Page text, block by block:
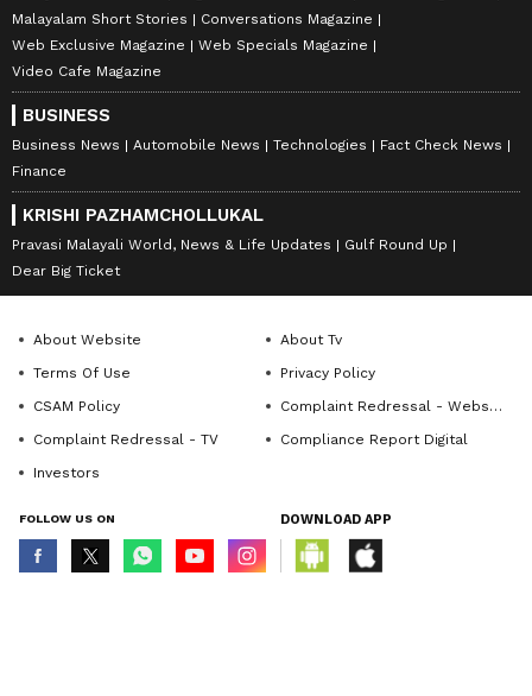
Malayalam Short Stories
Conversations Magazine
Web Exclusive Magazine
Web Specials Magazine
Video Cafe Magazine
BUSINESS
Business News Automobile News Technologies
Fact Check News
Finance
KRISHI PAZHAMCHOLLUKAL
Pravasi Malayali World, News & Life Updates
Gulf Round Up
Dear Big Ticket
About Website
About Tv
Terms Of Use
Privacy Policy
CSAM Policy
Complaint Redressal - Website
Complaint Redressal - TV
Compliance Report Digital
Investors
FOLLOW US ON DOWNLOAD APP